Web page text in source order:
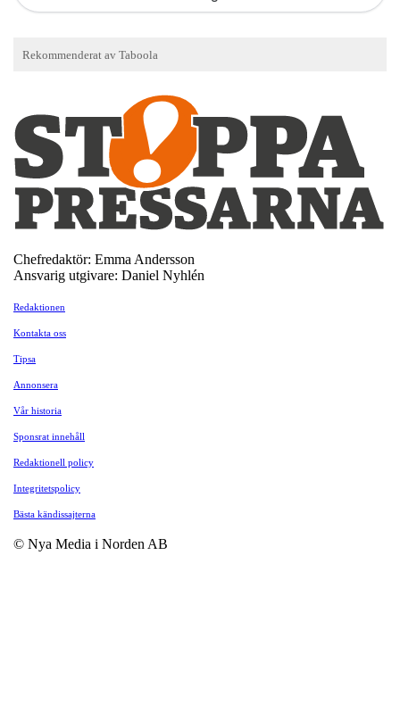
Chefredaktör: Emma Andersson
Ansvarig utgivare: Daniel Nyhlén
Redaktionen
Kontakta oss
Tipsa
Annonsera
Vår historia
Sponsrat innehåll
Redaktionell policy
Integritetspolicy
Bästa kändissajterna
© Nya Media i Norden AB